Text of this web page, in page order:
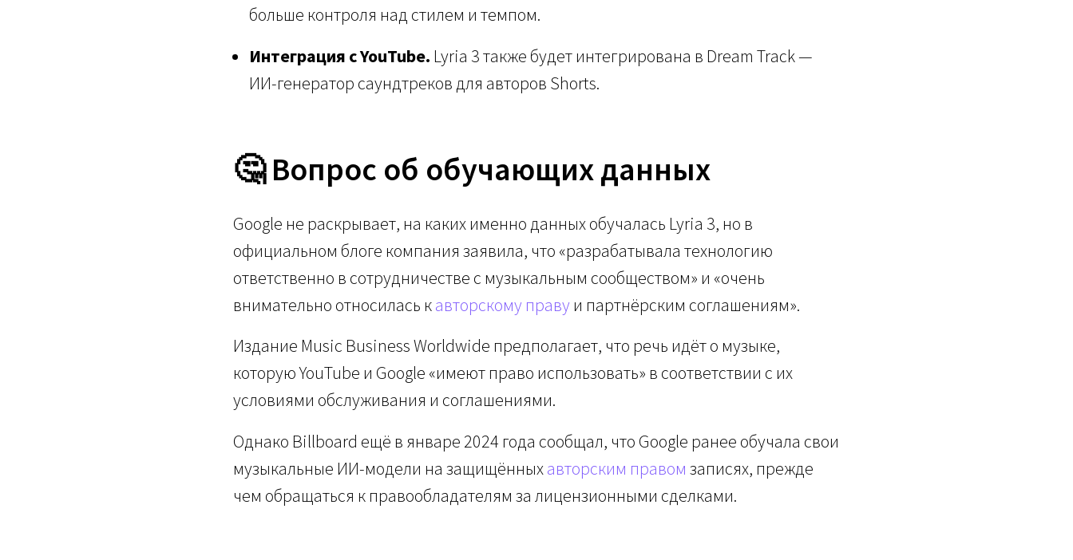
больше контроля над стилем и темпом.
Интеграция с YouTube. Lyria 3 также будет интегрирована в Dream Track —
ИИ-генератор саундтреков для авторов Shorts.
🤔 Вопрос об обучающих данных
Google не раскрывает, на каких именно данных обучалась Lyria 3, но в
официальном блоге компания заявила, что «разрабатывала технологию
ответственно в сотрудничестве с музыкальным сообществом» и «очень
внимательно относилась кавторскому правуи партнёрским соглашениям».
Издание Music Business Worldwide предполагает, что речь идёт о музыке,
которую YouTube и Google «имеют право использовать» в соответствии с их
условиями обслуживания и соглашениями.
Однако Billboard ещё в январе 2024 года сообщал, что Google ранее обучала свои
музыкальные ИИ-модели на защищённыхавторским правом записях, прежде
чем обращаться к правообладателям за лицензионными сделками.